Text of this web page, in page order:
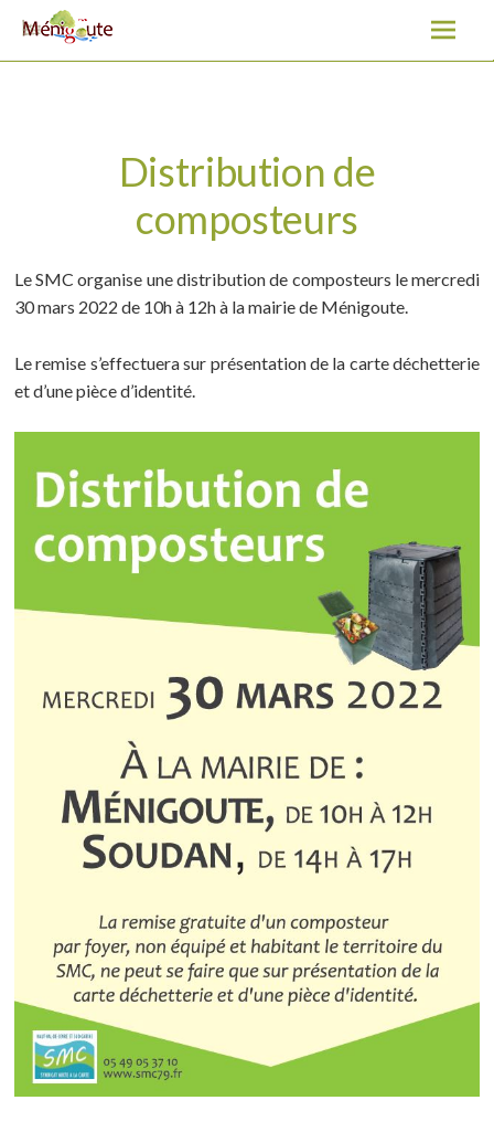
Distribution de composteurs
l
u
o
t
e
u
Distribution de
composteurs
Le SMC organise une distribution de composteurs le mercredi
30 mars 2022 de 10h à 12h à la mairie de Ménigoute.
Le remise s’effectuera sur présentation de la carte déchetterie
et d’une pièce d’identité.